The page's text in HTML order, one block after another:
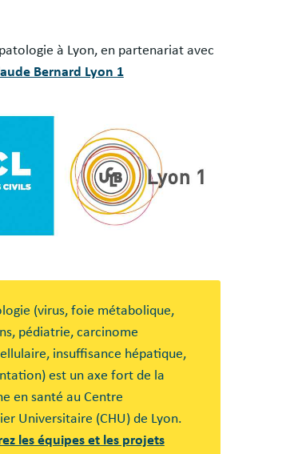
à Lyon, en partenariat avec
Bernard Lyon 1
(virus, foie métabolique,
pédiatrie, carcinome
insuffisance hépatique,
est un axe fort de la
en santé au Centre
Universitaire (CHU) de Lyon.
les équipes et les projets